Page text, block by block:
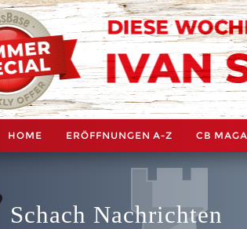
HOME ERÖFFNUNGEN A-Z CB
Schach Nachrichten